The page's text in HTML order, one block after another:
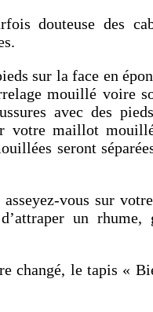
douteuse des
sur la face en
mouillé voire
avec des
votre maillot
seront
vous sur
un rhume,
changé, le tapis «